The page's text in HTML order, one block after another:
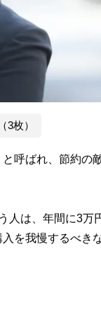
3枚）
呼ばれ、節約の
人は、年間に3万
を我慢するべき